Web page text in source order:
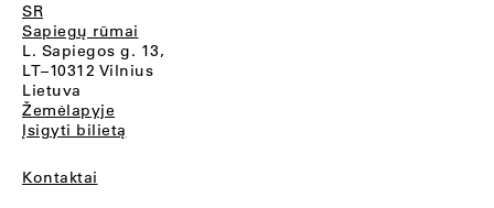
SR
Sapiegų rūmai
L. Sapiegos g. 13,
LT–10312 Vilnius
Lietuva
Žemėlapyje
Įsigyti bilietą
Kontaktai